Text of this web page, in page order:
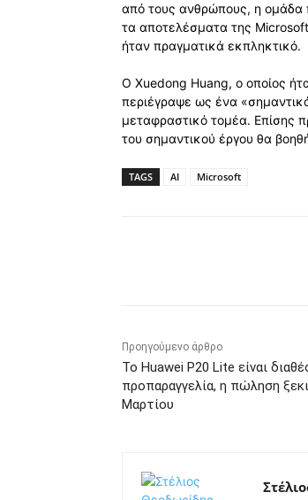
από τους ανθρώπους, η ομάδα
τα αποτελέσματα της
ήταν πραγματικά εκπληκτικό.
Ο Xuedong Huang, ο οποίος
περιέγραψε ως ένα
μεταφραστικό τομέα. Επίσης
του σημαντικού έργου θα
TAGS AI Microsoft
Προηγούμενο άρθρο
Το Huawei P20 Lite είναι
προπαραγγελία, η πώληση
Μαρτίου